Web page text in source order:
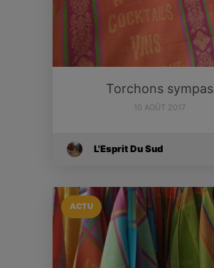
Torchons sympas
10 AOÛT 2017
L'Esprit Du Sud
ACTU